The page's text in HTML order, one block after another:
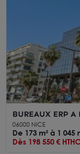
BUREAUX ERP
06000 NICE
De 173 m² à 1 045
Dès 198 550 €